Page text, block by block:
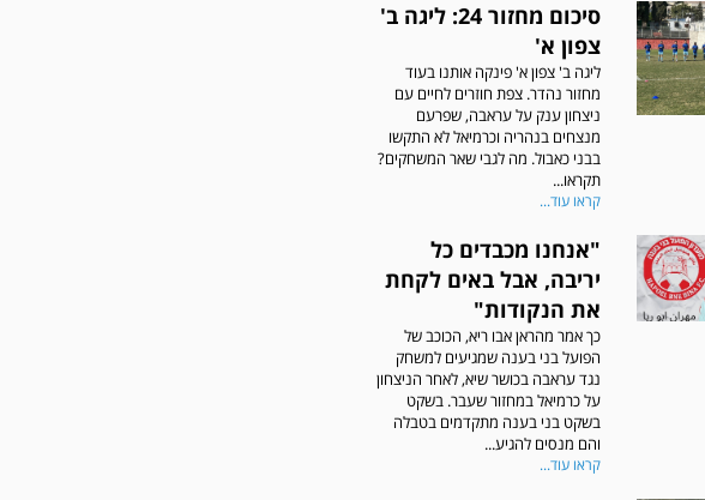
סיכום מחזור 24: ליגה ב'
צפון א'
ליגה ב' צפון א' פינקה אותנו בעוד
מחזור נהדר. צפת חוזרים לחיים עם
ניצחון ענק על עראבה, שפרעם
מנצחים בנהריה וכרמיאל לא התקשו
בבני כאבול. מה לגבי שאר המשחקים?
תקראו...
קראו עוד...
"אנחנו מכבדים כל
יריבה, אבל באים לקחת
את הנקודות"
כך אמר מהראן אבו ריא, הכוכב של
הפועל בני בענה שמגיעים למשחק
נגד עראבה בכושר שיא, לאחר הניצחון
על כרמיאל במחזור שעבר. בשקט
בשקט בני בענה מתקדמים בטבלה
והם מנסים להגיע...
קראו עוד...